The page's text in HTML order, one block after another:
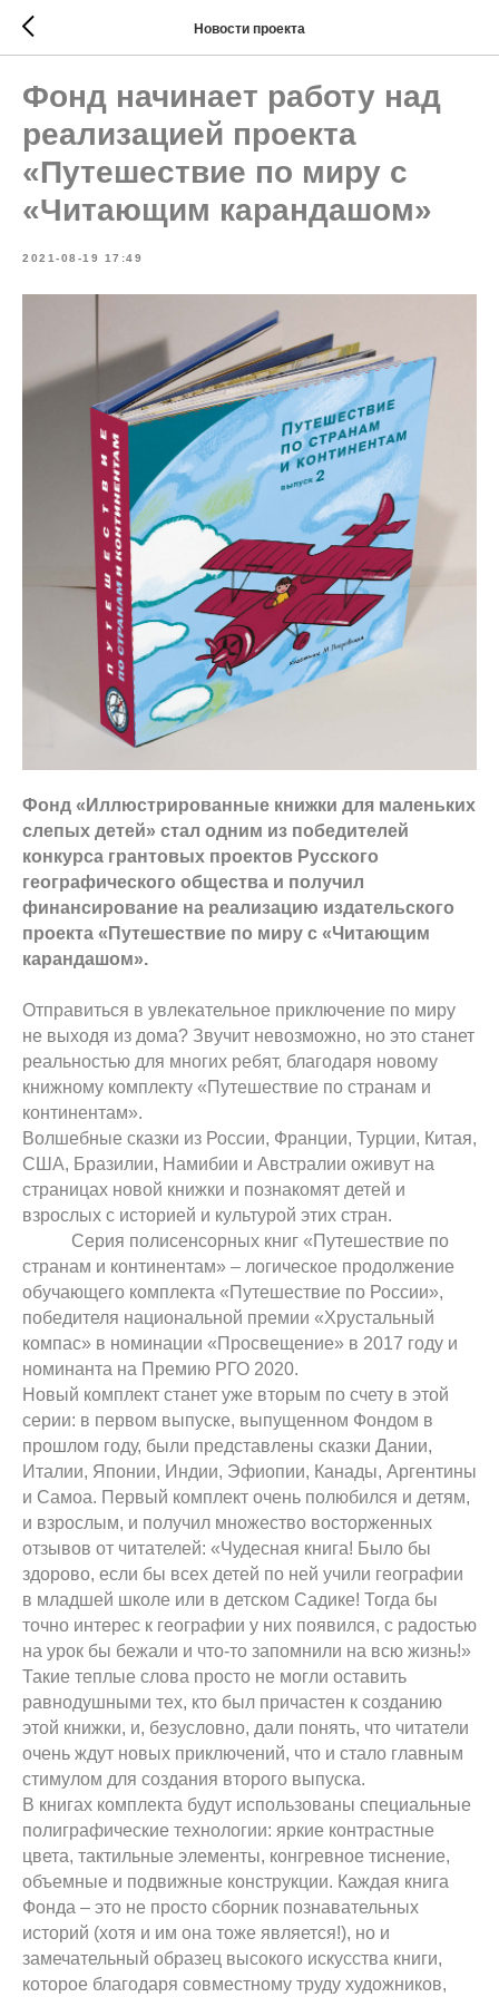
Новости проекта
Фонд начинает работу над
реализацией проекта
«Путешествие по миру с
«Читающим карандашом»
2021-08-19 17:49
Фонд «Иллюстрированные книжки для маленьких
слепых детей» стал одним из победителей
конкурса грантовых проектов Русского
географического общества и получил
финансирование на реализацию издательского
проекта «Путешествие по миру с «Читающим
карандашом».
Отправиться в увлекательное приключение по миру
не выходя из дома? Звучит невозможно, но это станет
реальностью для многих ребят, благодаря новому
книжному комплекту «Путешествие по странам и
континентам».
Волшебные сказки из России, Франции, Турции, Китая,
США, Бразилии, Намибии и Австралии оживут на
страницах новой книжки и познакомят детей и
взрослых с историей и культурой этих стран.
​ Серия полисенсорных книг «Путешествие по
странам и континентам» – логическое продолжение
обучающего комплекта «Путешествие по России»,
победителя национальной премии «Хрустальный
компас» в номинации «Просвещение» в 2017 году и
номинанта на Премию РГО 2020.
Новый комплект станет уже вторым по счету в этой
серии: в первом выпуске, выпущенном Фондом в
прошлом году, были представлены сказки Дании,
Италии, Японии, Индии, Эфиопии, Канады, Аргентины
и Самоа. Первый комплект очень полюбился и детям,
и взрослым, и получил множество восторженных
отзывов от читателей: «Чудесная книга! Было бы
здорово, если бы всех детей по ней учили географии
в младшей школе или в детском Садике! Тогда бы
точно интерес к географии у них появился, с радостью
на урок бы бежали и что-то запомнили на всю жизнь!»
Такие теплые слова просто не могли оставить
равнодушными тех, кто был причастен к созданию
этой книжки, и, безусловно, дали понять, что читатели
очень ждут новых приключений, что и стало главным
стимулом для создания второго выпуска.
В книгах комплекта будут использованы специальные
полиграфические технологии: яркие контрастные
цвета, тактильные элементы, конгревное тиснение,
объемные и подвижные конструкции. Каждая книга
Фонда – это не просто сборник познавательных
историй (хотя и им она тоже является!), но и
замечательный образец высокого искусства книги,
которое благодаря совместному труду художников,